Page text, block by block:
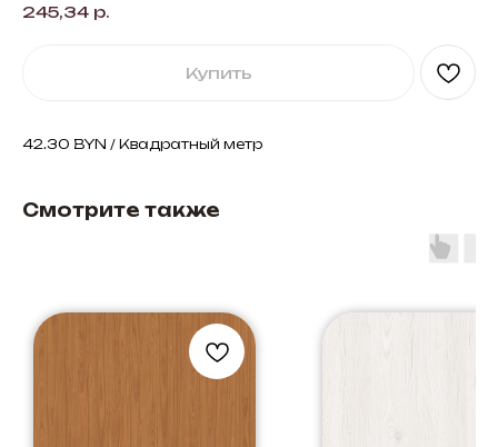
245,34 р.
Купить
42.30 BYN / Квадратный метр
Смотрите также